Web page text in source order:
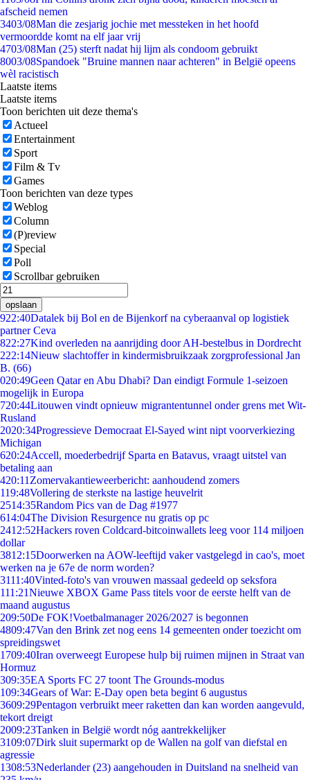
afscheid nemen
3403/08Man die zesjarig jochie met messteken in het hoofd
vermoordde komt na elf jaar vrij
4703/08Man (25) sterft nadat hij lijm als condoom gebruikt
8003/08Spandoek "Bruine mannen naar achteren" in België opeens
wèl racistisch
Laatste items
Laatste items
Toon berichten uit deze thema's
Actueel
Entertainment
Sport
Film & Tv
Games
Toon berichten van deze types
Weblog
Column
(P)review
Special
Poll
Scrollbar gebruiken
opslaan
922:40Datalek bij Bol en de Bijenkorf na cyberaanval op logistiek
partner Ceva
822:27Kind overleden na aanrijding door AH-bestelbus in Dordrecht
222:14Nieuw slachtoffer in kindermisbruikzaak zorgprofessional Jan
B. (66)
020:49Geen Qatar en Abu Dhabi? Dan eindigt Formule 1-seizoen
mogelijk in Europa
720:44Litouwen vindt opnieuw migrantentunnel onder grens met Wit-
Rusland
2020:34Progressieve Democraat El-Sayed wint nipt voorverkiezing
Michigan
620:24Accell, moederbedrijf Sparta en Batavus, vraagt uitstel van
betaling aan
420:11 Zomervakantieweerbericht: aanhoudend zomers
119:48Vollering de sterkste na lastige heuvelrit
2514:35Random Pics van de Dag #1977
614:04The Division Resurgence nu gratis op pc
2412:52Hackers roven Coldcard-bitcoinwallets leeg voor 114 miljoen
dollar
3812:15Doorwerken na AOW-leeftijd vaker vastgelegd in cao's, moet
werken na je 67e de norm worden?
3111:40Vinted-foto's van vrouwen massaal gedeeld op seksfora
111:21Nieuwe XBOX Game Pass titels voor de eerste helft van de
maand augustus
209:50De FOK!Voetbalmanager 2026/2027 is begonnen
4809:47Van den Brink zet nog eens 14 gemeenten onder toezicht om
spreidingswet
1709:40Iran overweegt Europese hulp bij ruimen mijnen in Straat van
Hormuz
309:35EA Sports FC 27 toont The Grounds-modus
109:34Gears of War: E-Day open beta begint 6 augustus
3609:29Pentagon verbruikt meer raketten dan kan worden aangevuld,
tekort dreigt
2009:23Tanken in België wordt nóg aantrekkelijker
3109:07Dirk sluit supermarkt op de Wallen na golf van diefstal en
agressie
1308:53Nederlander (23) aangehouden in Duitsland na snelheid van